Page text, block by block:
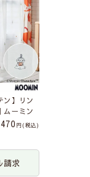
ン】リン
ムーミン
税込
請求